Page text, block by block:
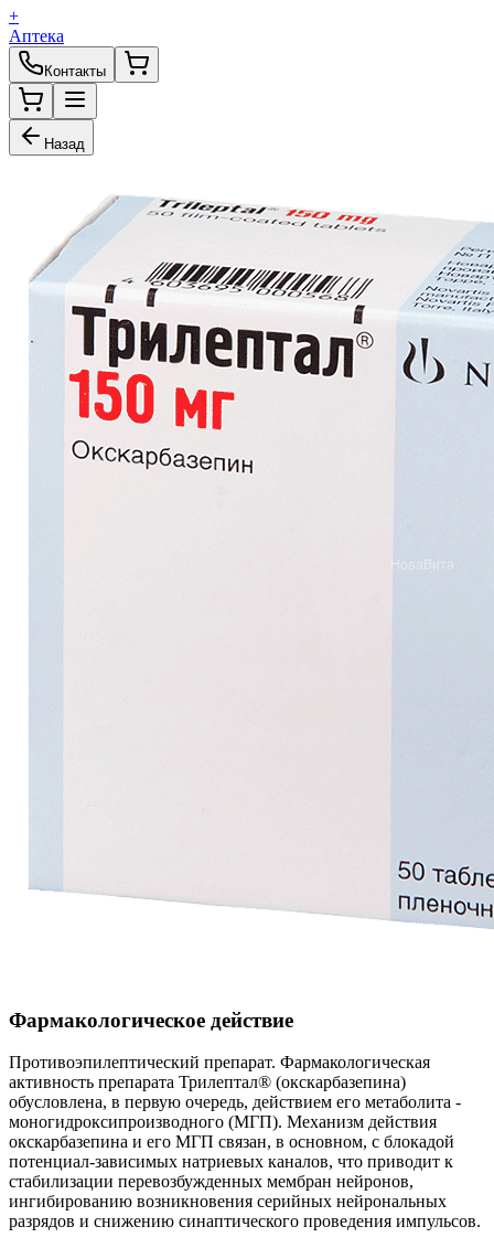
+
Аптека
Контакты
Назад
Фармакологическое действие
Противоэпилептический препарат. Фармакологическая
активность препарата Трилептал® (окскарбазепина)
обусловлена, в первую очередь, действием его метаболита -
моногидроксипроизводного (МГП). Механизм действия
окскарбазепина и его МГП связан, в основном, с блокадой
потенциал-зависимых натриевых каналов, что приводит к
стабилизации перевозбужденных мембран нейронов,
ингибированию возникновения серийных нейрональных
разрядов и снижению синаптического проведения импульсов.